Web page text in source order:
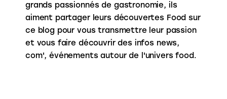
grands passionnés de gastronomie, ils
aiment partager leurs découvertes Food sur
ce blog pour vous transmettre leur passion
et vous faire découvrir des infos news,
com', événements autour de l'univers food.